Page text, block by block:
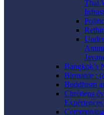
Thai
Bangkok’s
Birmanie :
Buddhism
Chrétiens